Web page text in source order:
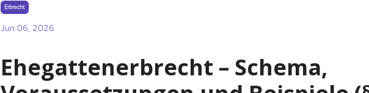
Erbrecht
Jun 06, 2026
Ehegattenerbrecht – Schema,